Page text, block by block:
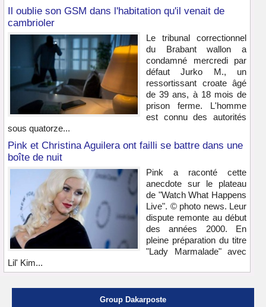
Il oublie son GSM dans l'habitation qu'il venait de
cambrioler
Le tribunal correctionnel
du Brabant wallon a
condamné mercredi par
défaut Jurko M., un
ressortissant croate âgé
de 39 ans, à 18 mois de
prison ferme. L'homme
est connu des autorités
sous quatorze...
Pink et Christina Aguilera ont failli se battre dans une
boîte de nuit
Pink a raconté cette
anecdote sur le plateau
de "Watch What Happens
Live". © photo news. Leur
dispute remonte au début
des années 2000. En
pleine préparation du titre
"Lady Marmalade" avec
Lil' Kim...
Group Dakarposte